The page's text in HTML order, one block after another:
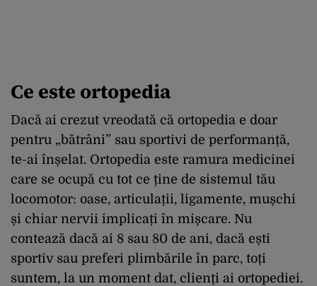
Ce este ortopedia
Dacă ai crezut vreodată că ortopedia e doar
pentru „bătrâni” sau sportivi de performanță,
te-ai înșelat. Ortopedia este ramura medicinei
care se ocupă cu tot ce ține de sistemul tău
locomotor: oase, articulații, ligamente, mușchi
și chiar nervii implicați în mișcare. Nu
contează dacă ai 8 sau 80 de ani, dacă ești
sportiv sau preferi plimbările în parc, toți
suntem, la un moment dat, clienți ai ortopediei.